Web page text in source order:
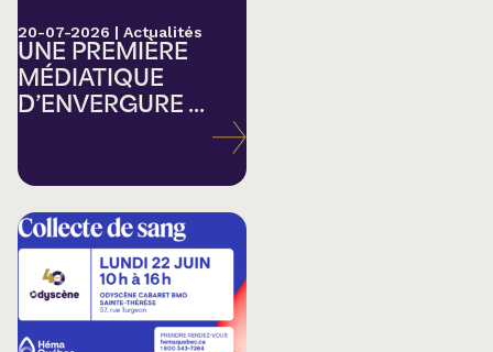
20-07-2026 | Actualités
UNE PREMIÈRE
MÉDIATIQUE
D’ENVERGURE ...